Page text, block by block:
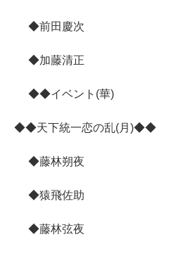
◆前田慶次
◆加藤清正
◆◆イベント(華)
◆◆天下統一恋の乱(月)◆◆
◆藤林朔夜
◆猿飛佐助
◆藤林弦夜